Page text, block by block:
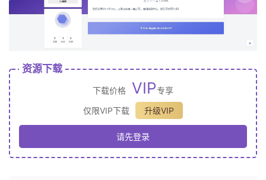
资源下载
下载价格 VIP专享
仅限VIP下载
升级VIP
请先登录